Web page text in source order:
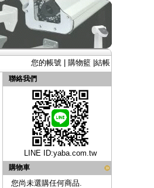
您的帳號 購物籃 結帳
聯絡我們
LINE ID:yaba.com.tw
購物車
您尚未選購任何商品.